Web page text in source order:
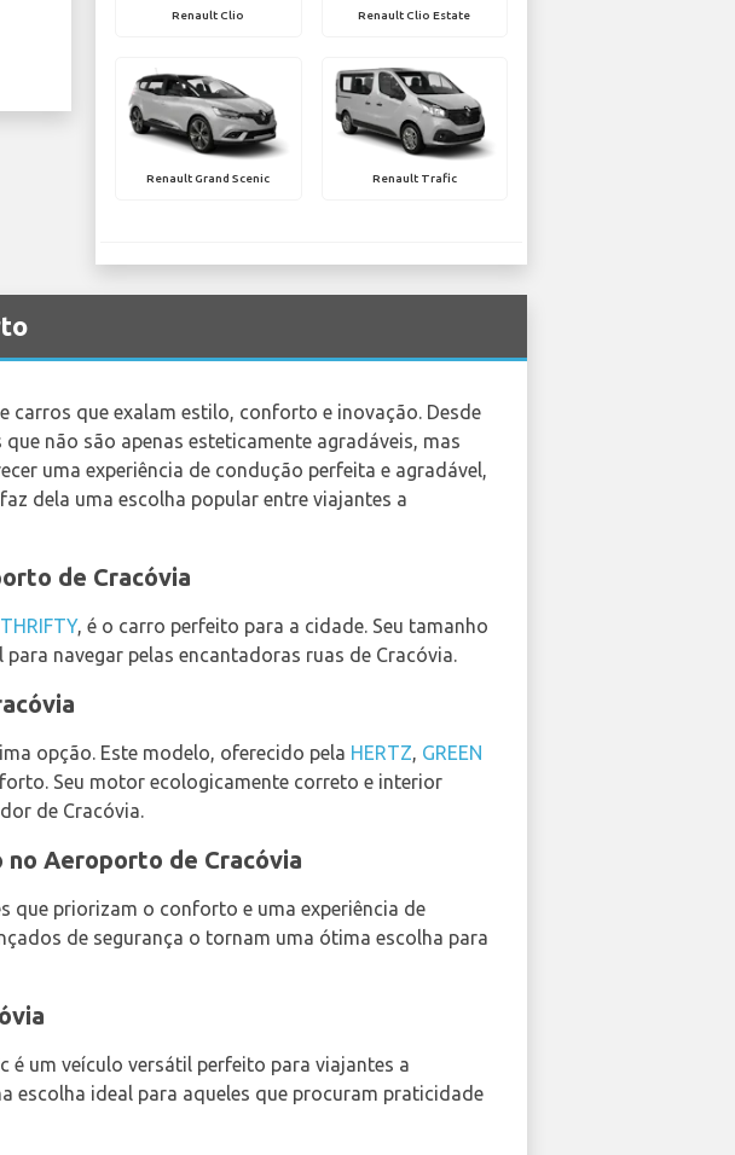
Renault Clio Renault Clio Estate
Renault Grand Scenic Renault Trafic
carros que exalam estilo, conforto e inovação. Desde
não são apenas esteticamente agradáveis, mas
uma experiência de condução perfeita e agradável,
dela uma escolha popular entre viajantes a
de Cracóvia
THRIFTY, é o carro perfeito para a cidade. Seu tamanho
navegar pelas encantadoras ruas de Cracóvia.
opção. Este modelo, oferecido pela HERTZ, GREEN
Seu motor ecologicamente correto e interior
de Cracóvia.
Aeroporto de Cracóvia
que priorizam o conforto e uma experiência de
de segurança o tornam uma ótima escolha para
é um veículo versátil perfeito para viajantes a
escolha ideal para aqueles que procuram praticidade